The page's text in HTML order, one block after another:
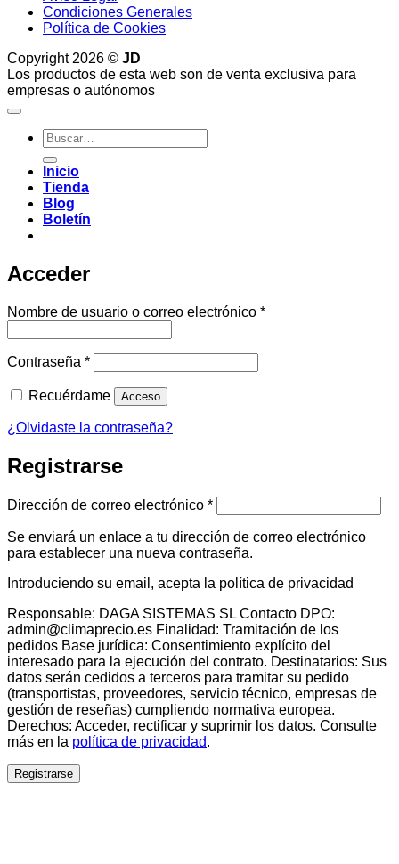
Condiciones Generales
Política de Cookies
Copyright 2026 © JD
Los productos de esta web son de venta exclusiva para
empresas o autónomos
Buscar
por:
Inicio
Tienda
Blog
Boletín
Acceder
Nombre de usuario o correo electrónico *Obligatorio
Contraseña *Obligatorio
Recuérdame Acceso
¿Olvidaste la contraseña?
Registrarse
Dirección de correo electrónico *Obligatorio
Se enviará un enlace a tu dirección de correo electrónico
para establecer una nueva contraseña.
Introduciendo su email, acepta la política de privacidad
Responsable: DAGA SISTEMAS SL Contacto DPO:
admin@climaprecio.es Finalidad: Tramitación de los
pedidos Base jurídica: Consentimiento explícito del
interesado para la ejecución del contrato. Destinatarios: Sus
datos serán cedidos a terceros para tramitar su pedido
(transportistas, proveedores, servicio técnico, empresas de
gestión de reseñas) cumpliendo normativa europea.
Derechos: Acceder, rectificar y suprimir los datos. Consulte
más en la política de privacidad.
Registrarse